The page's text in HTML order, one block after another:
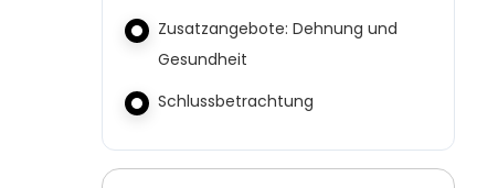
Zusatzangebote: Dehnung und
Gesundheit
Schlussbetrachtung